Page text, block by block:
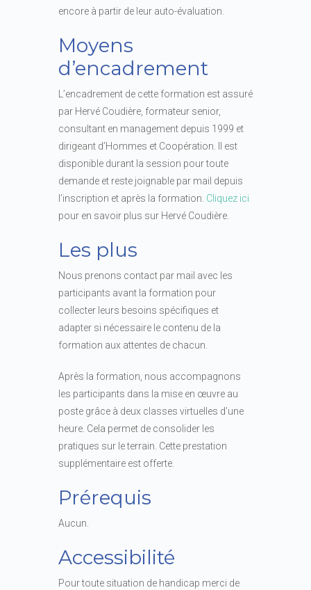
encore à partir de leur auto-évaluation.
Moyens
d’encadrement
L’encadrement de cette formation est assuré
par Hervé Coudière, formateur senior,
consultant en management depuis 1999 et
dirigeant d’Hommes et Coopération. Il est
disponible durant la session pour toute
demande et reste joignable par mail depuis
l’inscription et après la formation. Cliquez ici
pour en savoir plus sur Hervé Coudière.
Les plus
Nous prenons contact par mail avec les
participants avant la formation pour
collecter leurs besoins spécifiques et
adapter si nécessaire le contenu de la
formation aux attentes de chacun.
Après la formation, nous accompagnons
les participants dans la mise en œuvre au
poste grâce à deux classes virtuelles d’une
heure. Cela permet de consolider les
pratiques sur le terrain. Cette prestation
supplémentaire est offerte.
Prérequis
Aucun.
Accessibilité
Pour toute situation de handicap merci de